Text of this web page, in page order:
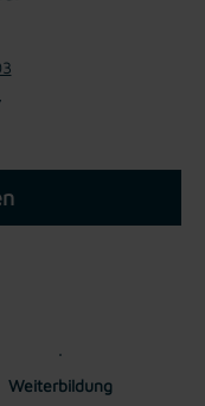
Weiterbildung